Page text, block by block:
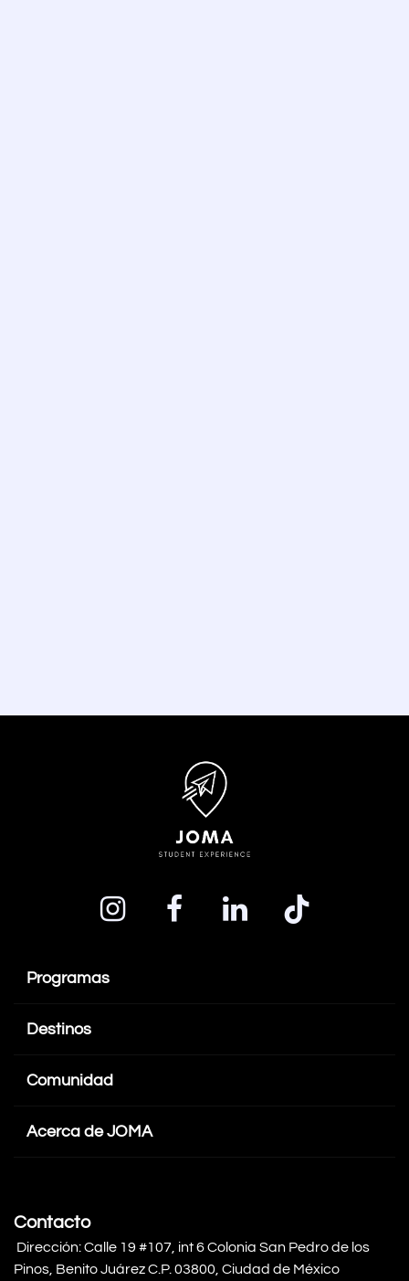
Programas
Destinos
Comunidad
Acerca de JOMA
Contacto
Dirección: Calle 19 #107, int 6 Colonia San Pedro de los
Pinos, Benito Juárez C.P. 03800, Ciudad de México